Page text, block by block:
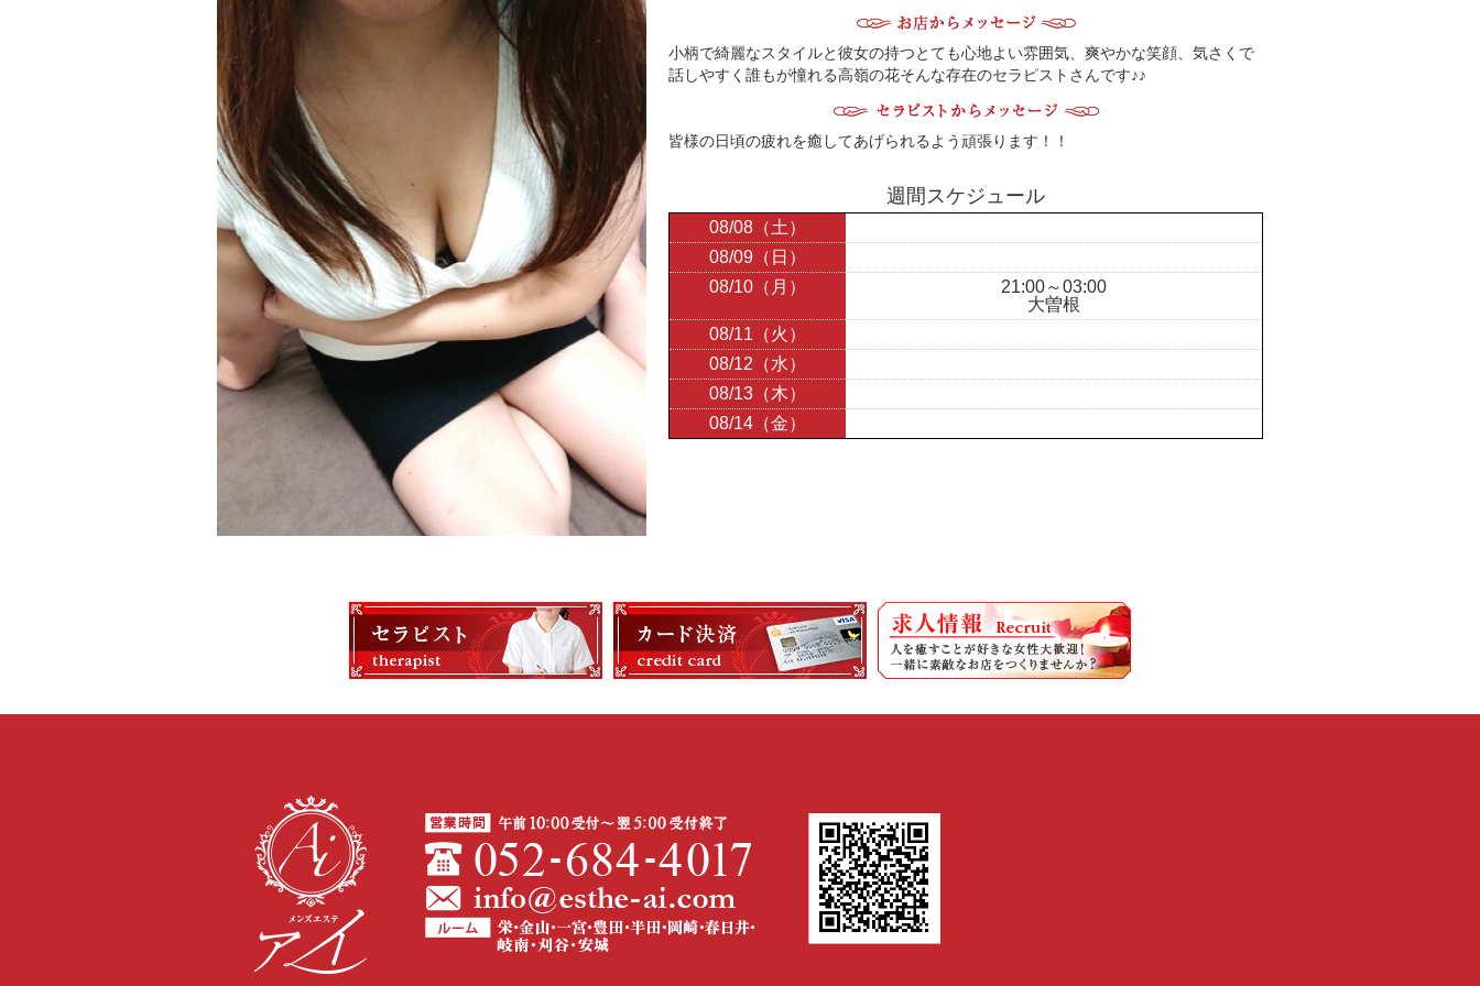
小柄で綺麗なスタイルと彼女の持つとても心地よい雰囲気、爽やかな笑顔、気さくで
話しやすく誰もが憧れる高嶺の花そんな存在のセラピストさんです♪♪
皆様の日頃の疲れを癒してあげられるよう頑張ります！！
週間スケジュール
08/08（土）
08/09（日）
08/10（月）
21:00～03:00
大曽根
08/11（火）
08/12（水）
08/13（木）
08/14（金）